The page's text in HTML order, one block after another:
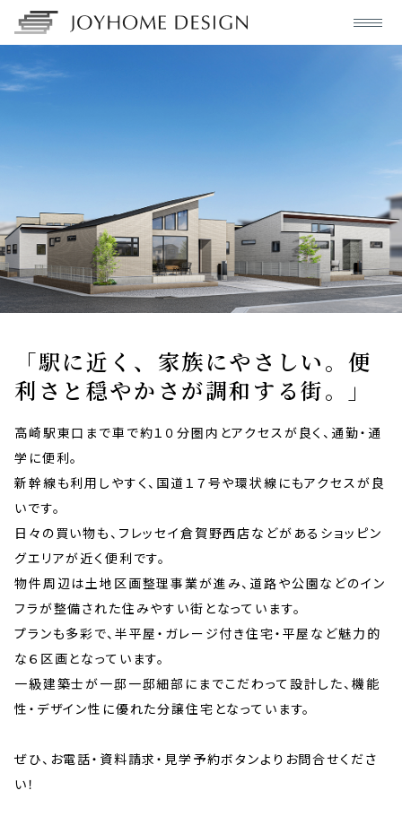
「駅に近く、家族にやさしい。便
利さと穏やかさが調和する街。」
高崎駅東口まで車で約１０分圏内とアクセスが良く、通勤・通
学に便利。
新幹線も利用しやすく、国道１７号や環状線にもアクセスが良
いです。
日々の買い物も、フレッセイ倉賀野西店などがあるショッピン
グエリアが近く便利です。
物件周辺は土地区画整理事業が進み、道路や公園などのイン
フラが整備された住みやすい街となっています。
プランも多彩で、半平屋・ガレージ付き住宅・平屋など魅力的
な６区画となっています。
一級建築士が一邸一邸細部にまでこだわって設計した、機能
性・デザイン性に優れた分譲住宅となっています。
ぜひ、お電話・資料請求・見学予約ボタンよりお問合せくださ
い！